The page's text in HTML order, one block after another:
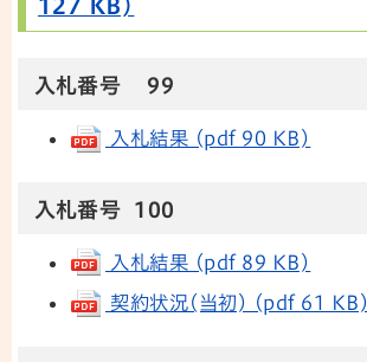
127 KB)
入札番号 99
入札結果 (pdf 90 KB)
入札番号 100
入札結果 (pdf 89 KB)
契約状況(当初) (pdf 61 KB)